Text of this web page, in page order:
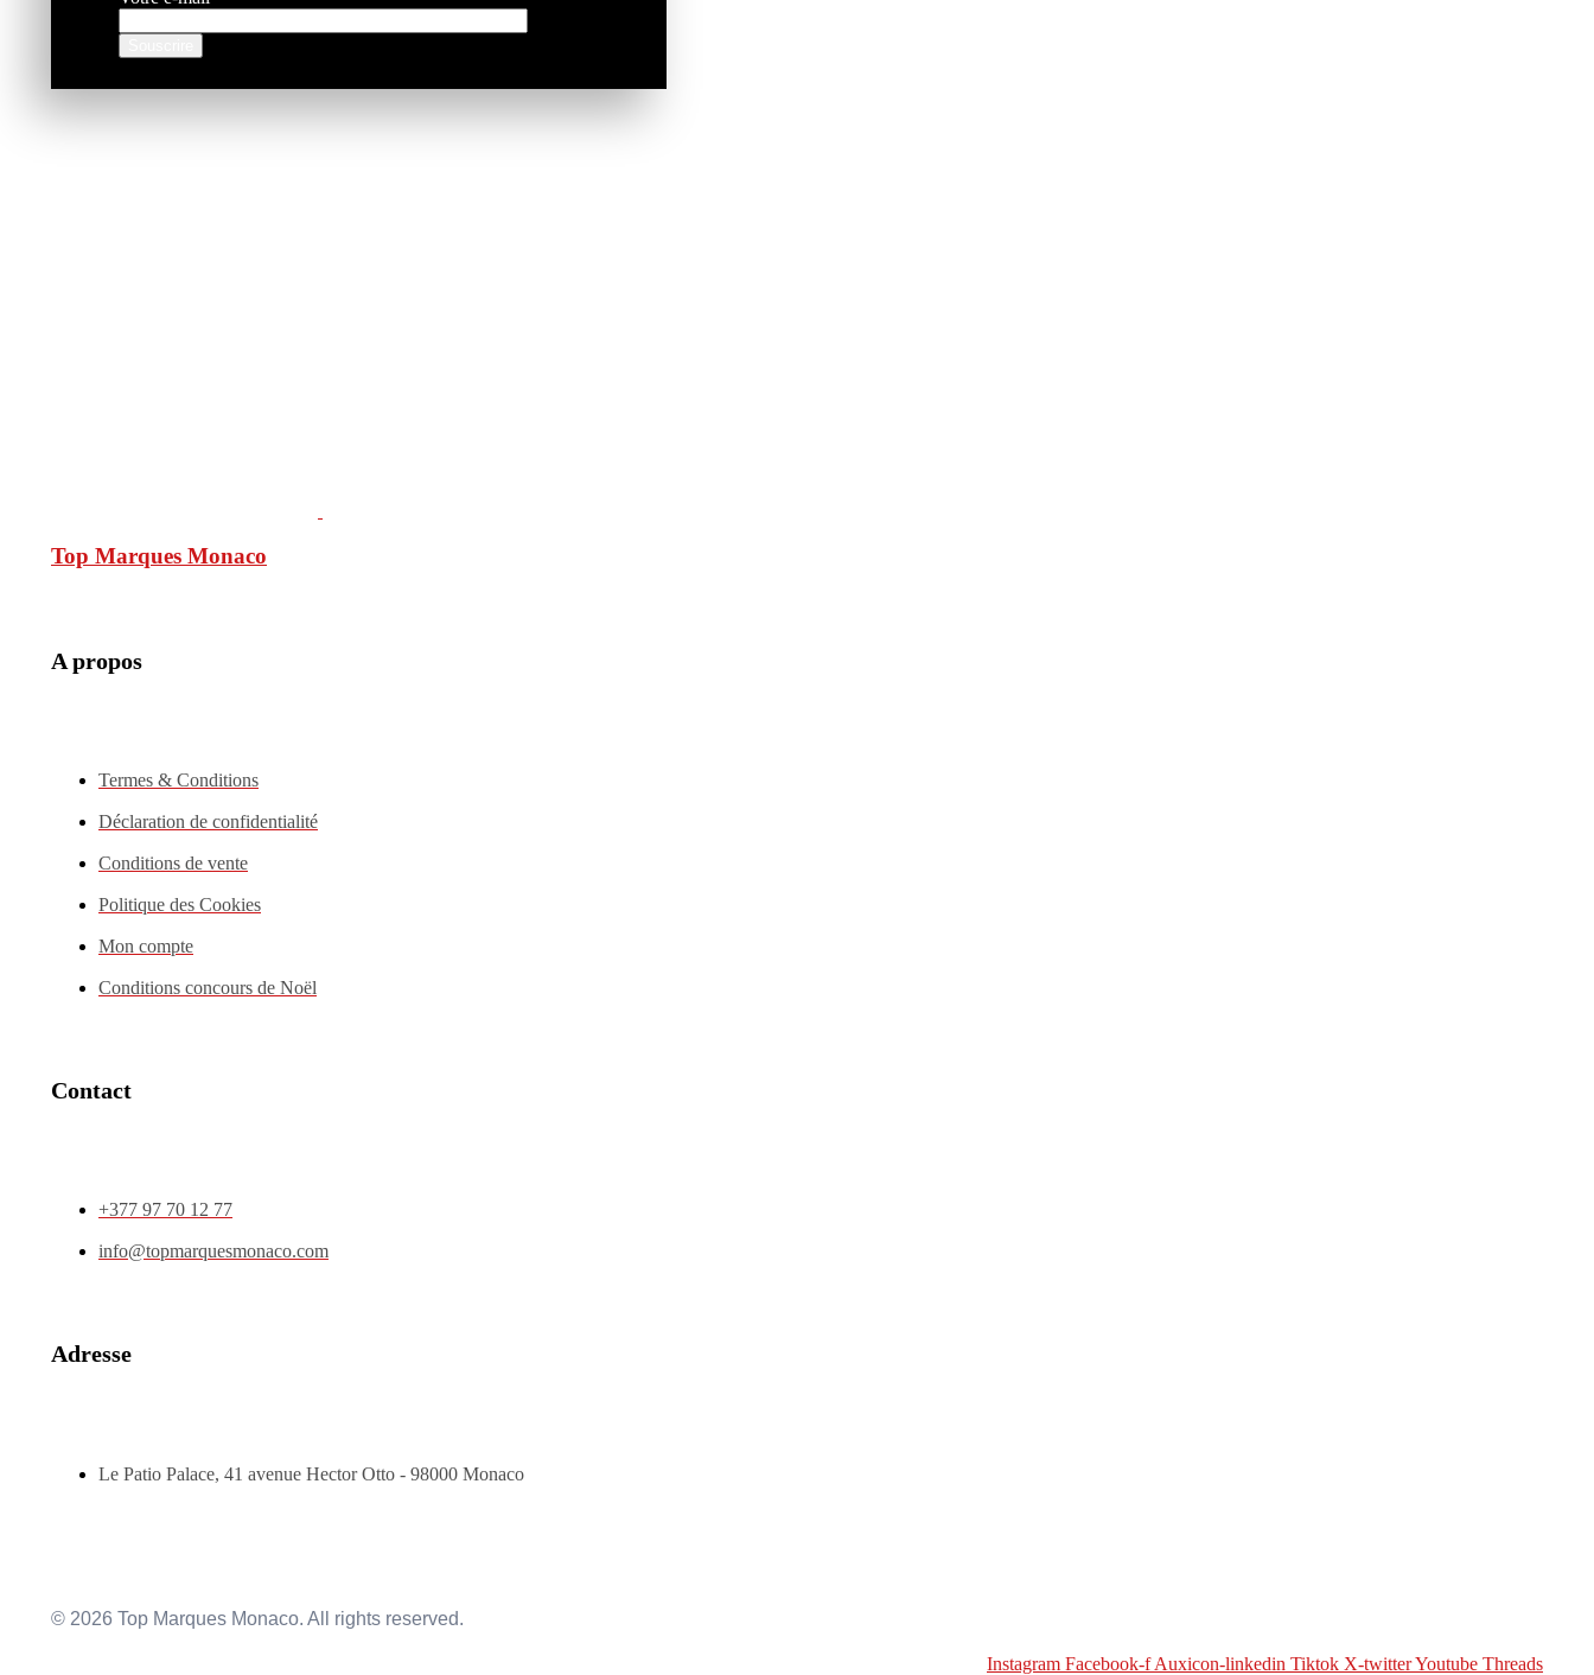
Top Marques Monaco
A propos
Termes & Conditions
Déclaration de confidentialité
Conditions de vente
Politique des Cookies
Mon compte
Conditions concours de Noël
Contact
+377 97 70 12 77
info@topmarquesmonaco.com
Adresse
Le Patio Palace, 41 avenue Hector Otto - 98000 Monaco
© 2026 Top Marques Monaco. All rights reserved.
Instagram Facebook-f Auxicon-linkedin Tiktok X-twitterYoutube Threads